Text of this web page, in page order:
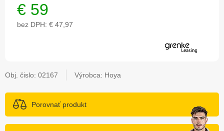
€ 59
bez DPH: € 47,97
Obj. čislo: 02167 Výrobca: Hoya
Porovnať produkt